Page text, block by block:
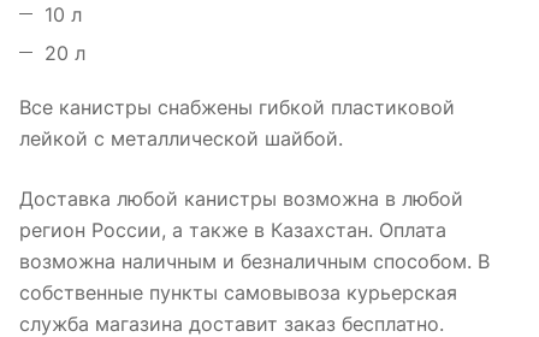
10 л
20 л
Все канистры снабжены гибкой пластиковой
лейкой с металлической шайбой.
Доставка любой канистры возможна в любой
регион России, а также в Казахстан. Оплата
возможна наличным и безналичным способом. В
собственные пункты самовывоза курьерская
служба магазина доставит заказ бесплатно.